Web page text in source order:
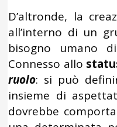
D’altronde, la
all’interno di un
bisogno umano
Connesso allo
ruolo: si può
insieme di
dovrebbe